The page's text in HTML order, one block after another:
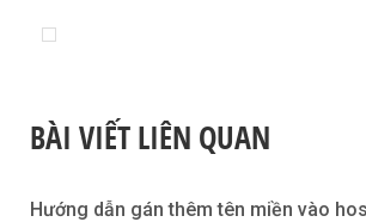
BÀI VIẾT LIÊN QUAN
Hướng dẫn gán thêm tên miền vào